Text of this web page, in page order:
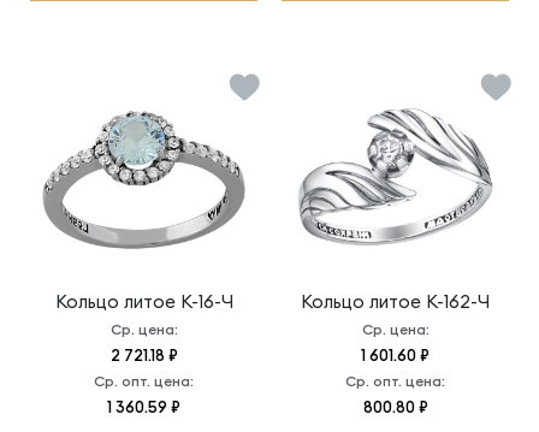
Кольцо литое К-16-Ч
Ср. цена:
2 721.18 ₽
Ср. опт. цена:
1 360.59 ₽
Кольцо литое К-162-Ч
Ср. цена:
1 601.60 ₽
Ср. опт. цена:
800.80 ₽